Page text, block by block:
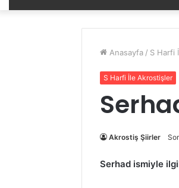
Anasayfa / S Harfi
S Harfi İle Akrostişler
Akrostiş Şiirler
Serhad ismiyle